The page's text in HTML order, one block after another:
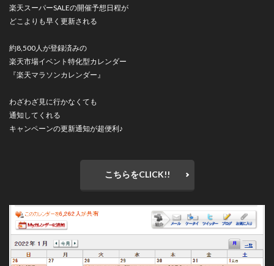
楽天スーパーSALEの開催予想日程が
どこよりも早く更新される
約8,500人が登録済みの
楽天市場イベント特化型カレンダー
『楽天マラソンカレンダー』
わざわざ見に行かなくても
通知してくれる
キャンペーンの更新通知が超便利♪
こちらをCLICK!!